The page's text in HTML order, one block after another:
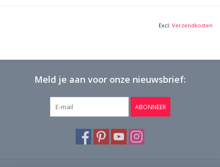
Excl. Verzendkosten
Meld je aan voor onze nieuwsbrief:
ABONNEER